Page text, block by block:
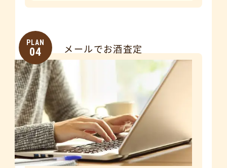
PLAN
04 メールでお酒査定